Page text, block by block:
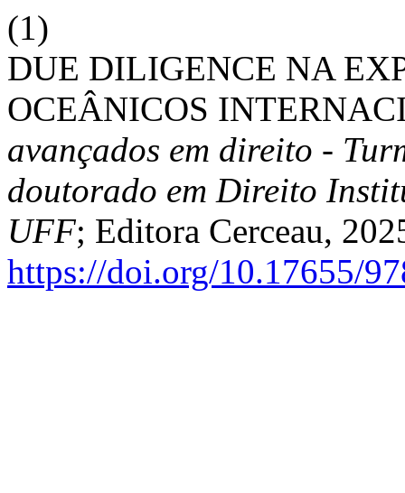
(1)
DUE DILIGENCE NA
OCEÂNICOS
avançados em direito -
doutorado em Direito
UFF; Editora Cerceau,
https://doi.org/10.17655/